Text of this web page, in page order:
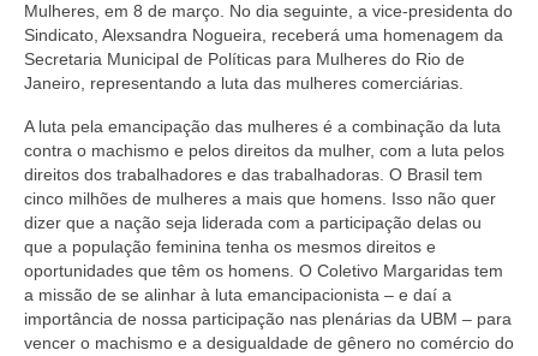
FIQUE POR DENTRO
Notícias
Vídeos
Publicações
Editais
Links Úteis
Perguntas frequentes
Mulheres, em 8 de março. No dia seguinte, a vice-presidenta do
Sindicato, Alexsandra Nogueira, receberá uma homenagem da
Secretaria Municipal de Políticas para Mulheres do Rio de
Janeiro, representando a luta das mulheres comerciárias.
A luta pela emancipação das mulheres é a combinação da luta
contra o machismo e pelos direitos da mulher, com a luta pelos
direitos dos trabalhadores e das trabalhadoras. O Brasil tem
cinco milhões de mulheres a mais que homens. Isso não quer
dizer que a nação seja liderada com a participação delas ou
que a população feminina tenha os mesmos direitos e
oportunidades que têm os homens. O Coletivo Margaridas tem
a missão de se alinhar à luta emancipacionista – e daí a
importância de nossa participação nas plenárias da UBM – para
vencer o machismo e a desigualdade de gênero no comércio do